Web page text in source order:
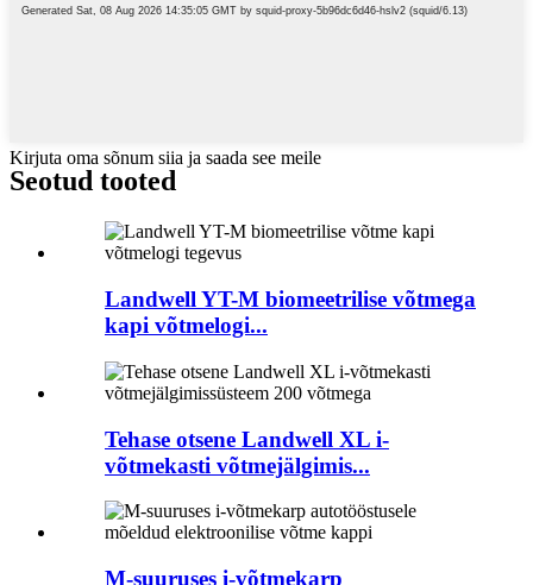
Kirjuta oma sõnum siia ja saada see meile
Seotud tooted
Landwell YT-M biomeetrilise võtmega
kapi võtmelogi...
Tehase otsene Landwell XL i-
võtmekasti võtmejälgimis...
M-suuruses i-võtmekarp